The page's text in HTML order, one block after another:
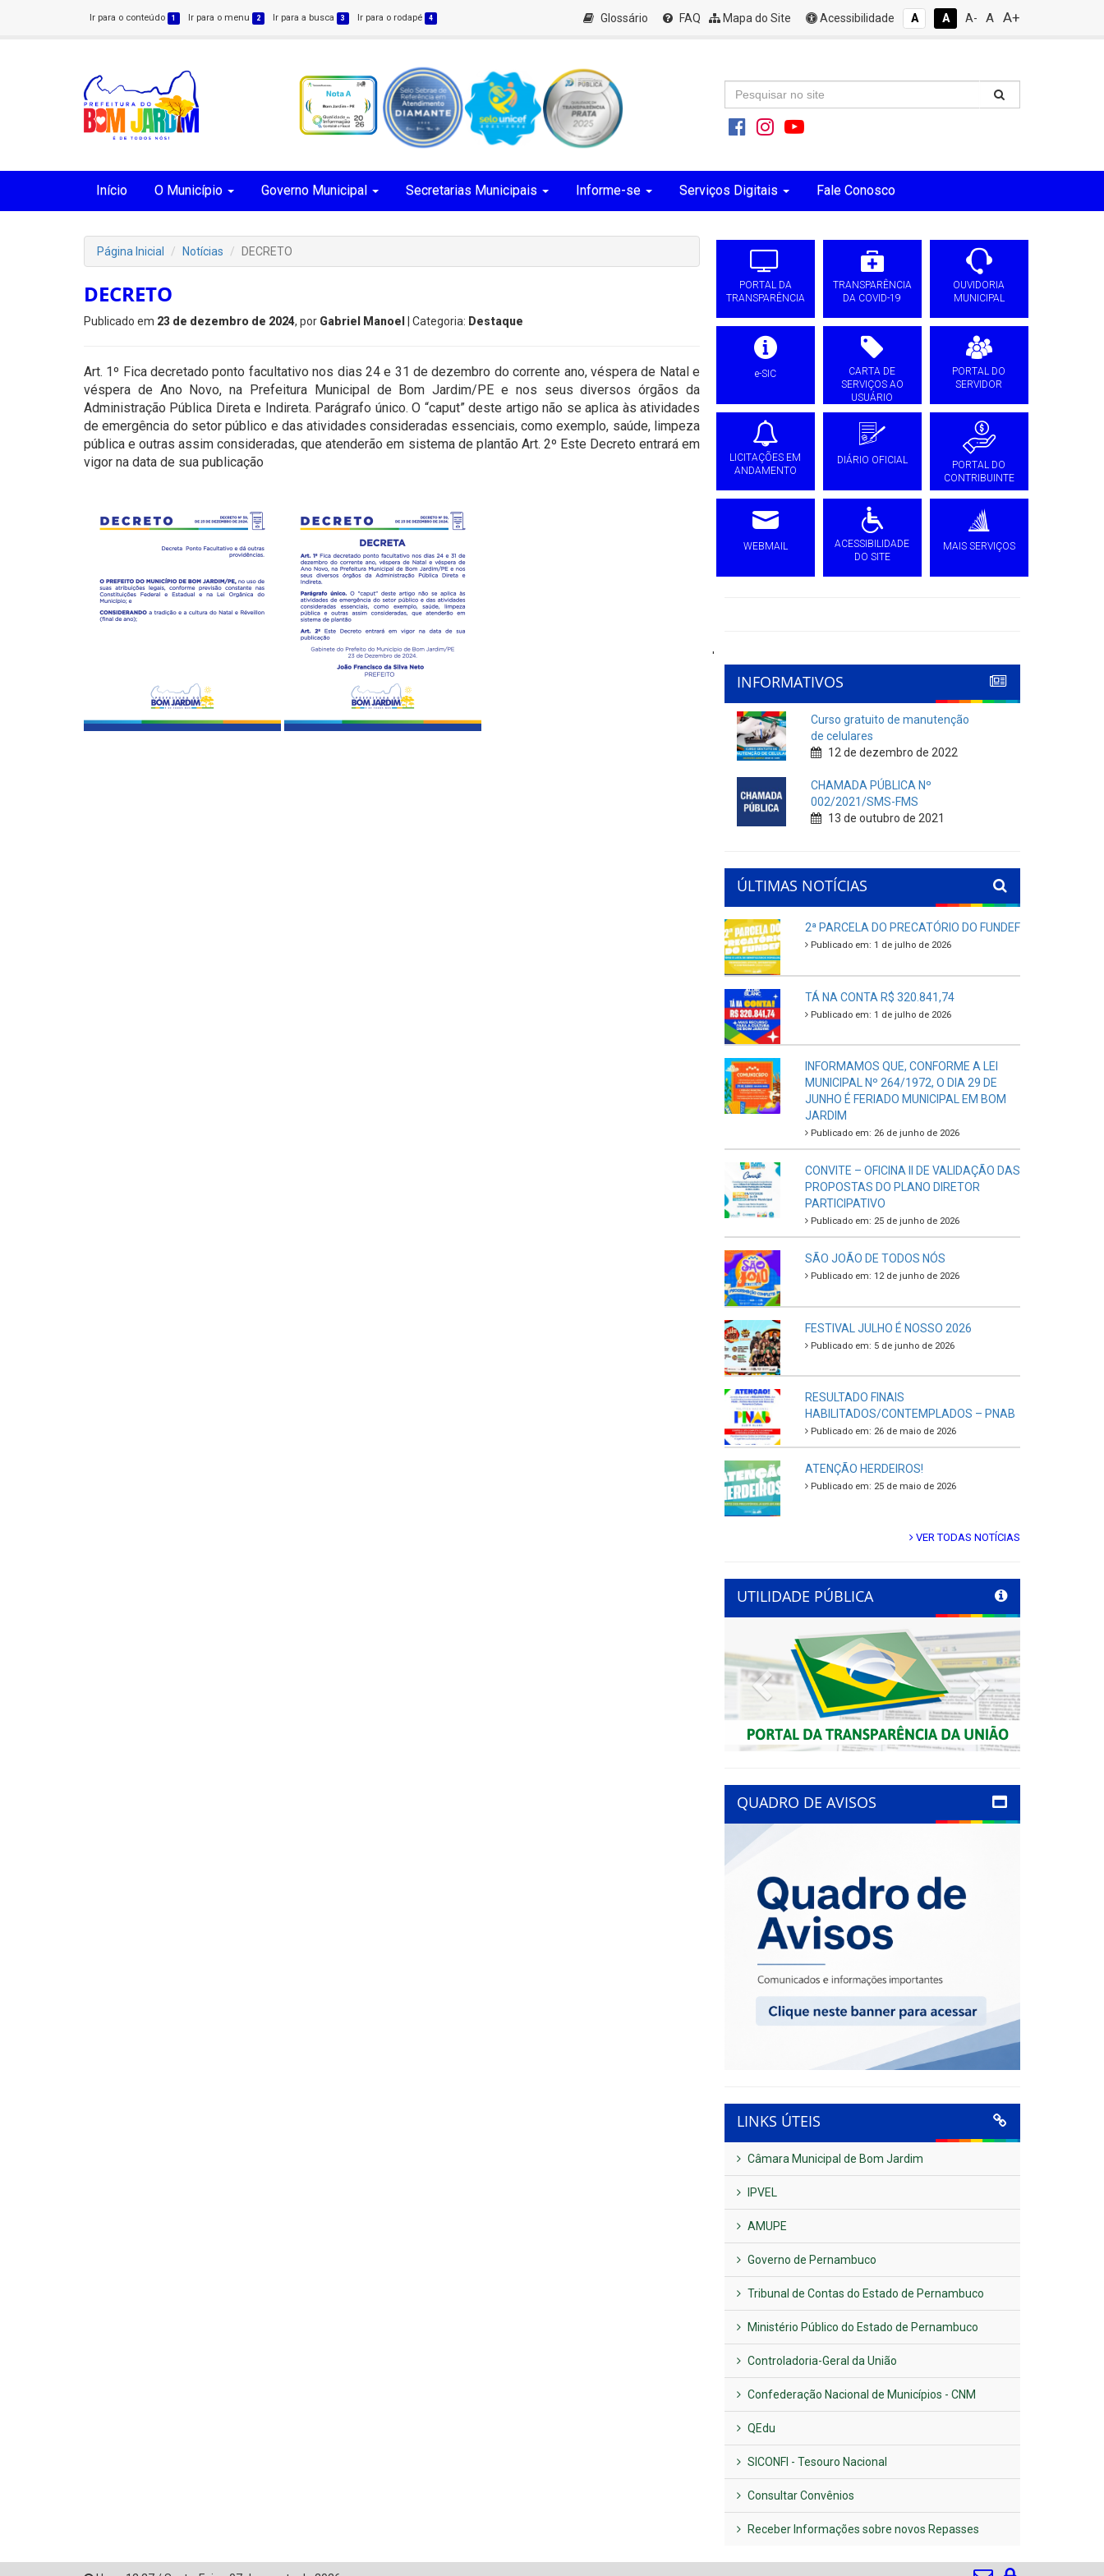
Ir para o conteúdo 1 Ir para o menu 2 Ir para a busca 3 Ir para o rodapé 4 Glossário FAQ Mapa do Site Acessibilidade A A A- A A+
Início O Município Governo Municipal Secretarias Municipais Informe-se Serviços Digitais Fale Conosco
Página Inicial Notícias DECRETO
DECRETO
Publicado em 23 de dezembro de 2024, por Gabriel Manoel | Categoria: Destaque
Art. 1º Fica decretado ponto facultativo nos dias 24 e 31 de dezembro do corrente ano, véspera de Natal e
véspera de Ano Novo, na Prefeitura Municipal de Bom Jardim/PE e nos seus diversos órgãos da
Administração Pública Direta e Indireta. Parágrafo único. O “caput” deste artigo não se aplica às atividades
de emergência do setor público e das atividades consideradas essenciais, como exemplo, saúde, limpeza
pública e outras assim consideradas, que atenderão em sistema de plantão Art. 2º Este Decreto entrará em
vigor na data de sua publicação
PORTAL DA
TRANSPARÊNCIA
TRANSPARÊNCIA
DA COVID-19
OUVIDORIA
MUNICIPAL
e-SIC
CARTA DE
SERVIÇOS AO
USUÁRIO
PORTAL DO
SERVIDOR
LICITAÇÕES EM
ANDAMENTO
DIÁRIO OFICIAL
PORTAL DO
CONTRIBUINTE
WEBMAIL
ACESSIBILIDADE
DO SITE
MAIS SERVIÇOS
'
INFORMATIVOS
Curso gratuito de manutenção
de celulares
12 de dezembro de 2022
CHAMADA PÚBLICA Nº
002/2021/SMS-FMS
13 de outubro de 2021
ÚLTIMAS NOTÍCIAS
2ª PARCELA DO PRECATÓRIO DO FUNDEF
Publicado em: 1 de julho de 2026
TÁ NA CONTA R$ 320.841,74
Publicado em: 1 de julho de 2026
INFORMAMOS QUE, CONFORME A LEI
MUNICIPAL Nº 264/1972, O DIA 29 DE
JUNHO É FERIADO MUNICIPAL EM BOM
JARDIM
Publicado em: 26 de junho de 2026
CONVITE – OFICINA II DE VALIDAÇÃO DAS
PROPOSTAS DO PLANO DIRETOR
PARTICIPATIVO
Publicado em: 25 de junho de 2026
SÃO JOÃO DE TODOS NÓS
Publicado em: 12 de junho de 2026
FESTIVAL JULHO É NOSSO 2026
Publicado em: 5 de junho de 2026
RESULTADO FINAIS
HABILITADOS/CONTEMPLADOS – PNAB
Publicado em: 26 de maio de 2026
ATENÇÃO HERDEIROS!
Publicado em: 25 de maio de 2026
VER TODAS NOTÍCIAS
UTILIDADE PÚBLICA
Previous Next
QUADRO DE AVISOS
LINKS ÚTEIS
Câmara Municipal de Bom Jardim
IPVEL
AMUPE
Governo de Pernambuco
Tribunal de Contas do Estado de Pernambuco
Ministério Público do Estado de Pernambuco
Controladoria-Geral da União
Confederação Nacional de Municípios - CNM
QEdu
SICONFI - Tesouro Nacional
Consultar Convênios
Receber Informações sobre novos Repasses